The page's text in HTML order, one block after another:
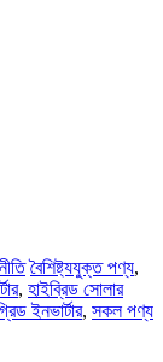
বৈশিষ্ট্যযুক্ত পণ্য,
, হাইব্রিড সোলার
ইনভার্টার, সকল পণ্য